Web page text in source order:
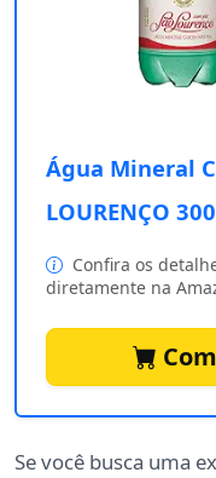
Água Mineral
LOURENÇO
Confira os
diretamente na
Se você busca uma